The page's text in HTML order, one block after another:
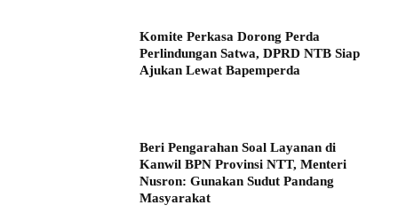
Komite Perkasa Dorong Perda
Perlindungan Satwa, DPRD NTB Siap
Ajukan Lewat Bapemperda
Beri Pengarahan Soal Layanan di
Kanwil BPN Provinsi NTT, Menteri
Nusron: Gunakan Sudut Pandang
Masyarakat